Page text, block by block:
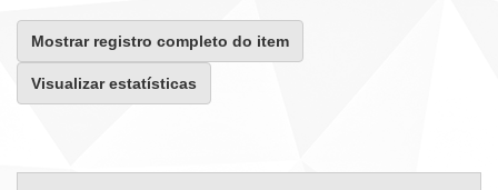
Mostrar registro completo do item
Visualizar estatísticas